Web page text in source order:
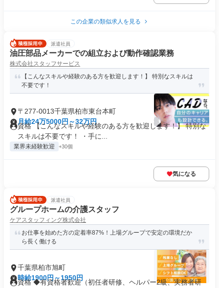
この企業の類似求人を見る
派遣社員
油圧部品メーカーでの組立および動作確認業務
株式会社スタッフサービス
【こんなスキルや経験のある方を歓迎します！】 特別なスキルは
不要です！
〒277-0013千葉県柏市東台本町
月給24万5000円～32万円
資格 【こんなスキルや経験のある方を歓迎します！】 特別な
スキルは不要です！ ・手に...
業界未経験歓迎 +30個
気になる
派遣社員
グループホームの介護スタッフ
ケアスタッフィング株式会社
お仕事を始めた方の定着率87%！上場グループで安定の環境だか
ら長く働ける
千葉県柏市旭町
時給1900円～1950円
資格 ◆有資格者歓迎（初任者研修、ヘルパー2級、実務者研